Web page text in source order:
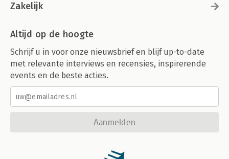
Zakelijk
Altijd op de hoogte
Schrijf u in voor onze nieuwsbrief en blijf up-to-date
met relevante interviews en recensies, inspirerende
events en de beste acties.
Aanmelden